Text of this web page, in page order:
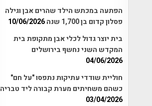
הפתעה במכתש הילד שהרים אבן וגילה
פסלון קדום בן 1,700 שנה
10/06/2026
בית יוצר גדול לכלי אבן מתקופת בית
המקדש השני נחשף בירושלים
04/06/2026
חוליית שודדי עתיקות נתפסו "על חם"
כשהם משחיתים מערת קבורה ליד טבריה
03/04/2026